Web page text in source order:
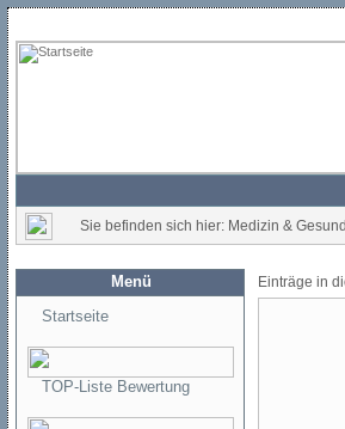
Sie befinden sich hier: Medizin &
Menü
Startseite
TOP-Liste Bewertung
Einträge in